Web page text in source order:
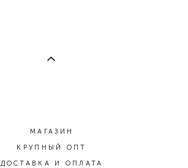
МАГАЗИН
КРУПНЫЙ ОПТ
ДОСТАВКА И ОПЛАТА